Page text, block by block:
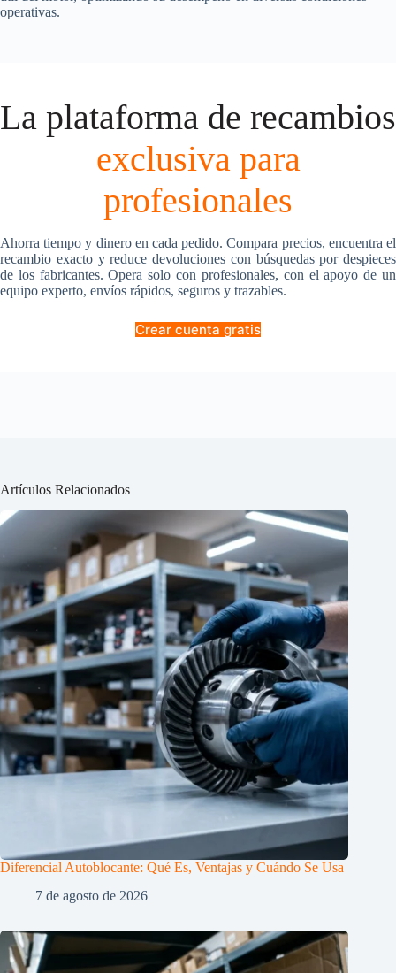
operativas.
La plataforma de recambios
exclusiva para
profesionales
Ahorra tiempo y dinero en cada pedido. Compara precios, encuentra el
recambio exacto y reduce devoluciones con búsquedas por despieces
de los fabricantes. Opera solo con profesionales, con el apoyo de un
equipo experto, envíos rápidos, seguros y trazables.
Crear cuenta gratis
Artículos Relacionados
Diferencial Autoblocante: Qué Es, Ventajas y Cuándo Se Usa
7 de agosto de 2026